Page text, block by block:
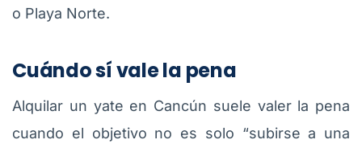
o Playa Norte.
Cuándo sí vale la pena
Alquilar un yate en Cancún suele valer la pena
cuando el objetivo no es solo “subirse a una